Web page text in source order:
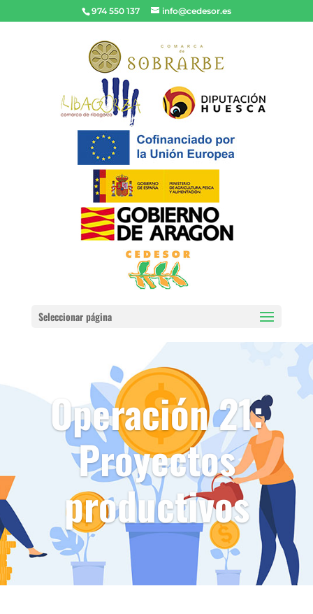
974 550 137 info@cedesor.es
Seleccionar página
Operación 21:
Proyectos
productivos